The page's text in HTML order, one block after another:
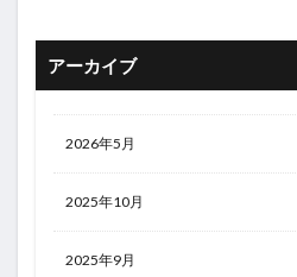
アーカイブ
2026年5月
2025年10月
2025年9月